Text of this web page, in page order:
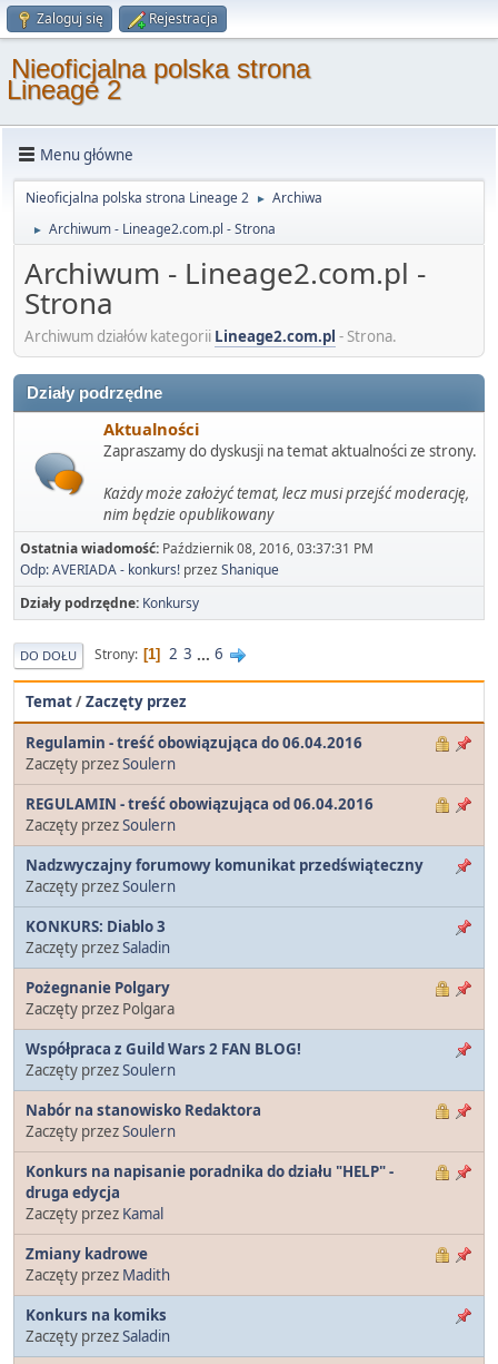
Zaloguj się Rejestracja
Nieoficjalna polska strona
Lineage 2
Menu główne
Nieoficjalna polska strona Lineage 2 ► Archiwa
► Archiwum - Lineage2.com.pl - Strona
Archiwum - Lineage2.com.pl -
Strona
Archiwum działów kategorii Lineage2.com.pl - Strona.
Działy podrzędne
Aktualności
Zapraszamy do dyskusji na temat aktualności ze strony.
Każdy może założyć temat, lecz musi przejść moderację,
nim będzie opublikowany
Ostatnia wiadomość: Październik 08, 2016, 03:37:31 PM
Odp: AVERIADA - konkurs! przezShanique
Działy podrzędne Konkursy
DO DOŁU Strony 1 2 3 ... 6
Temat/Zaczęty przez
Regulamin - treść obowiązująca do 06.04.2016
Zaczęty przezSoulern
REGULAMIN - treść obowiązująca od 06.04.2016
Zaczęty przezSoulern
Nadzwyczajny forumowy komunikat przedświąteczny
Zaczęty przezSoulern
KONKURS: Diablo 3
Zaczęty przezSaladin
Pożegnanie Polgary
Zaczęty przez Polgara
Współpraca z Guild Wars 2 FAN BLOG!
Zaczęty przezSoulern
Nabór na stanowisko Redaktora
Zaczęty przezSoulern
Konkurs na napisanie poradnika do działu "HELP" -
druga edycja
Zaczęty przez Kamal
Zmiany kadrowe
Zaczęty przez Madith
Konkurs na komiks
Zaczęty przezSaladin